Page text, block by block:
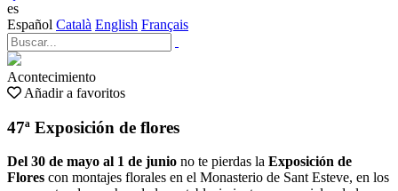
es
Español Català English Français
Acontecimiento
Añadir a favoritos
47ª Exposición de flores
Del 30 de mayo al 1 de junio no te pierdas la Exposición de
Flores con montajes florales en el Monasterio de Sant Esteve, en los